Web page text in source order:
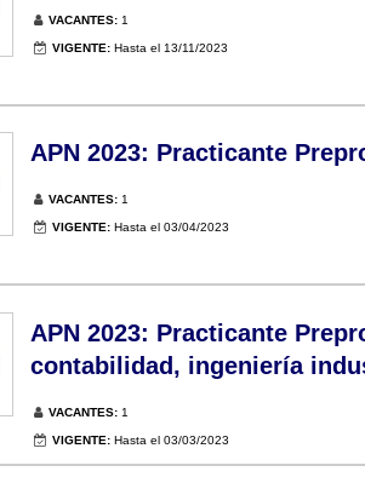
VACANTES: 1
VIGENTE: Hasta el 13/11/2023
APN 2023: Practicante
VACANTES: 1
VIGENTE: Hasta el 03/04/2023
APN 2023: Practicante
contabilidad, ingeniería
VACANTES: 1
VIGENTE: Hasta el 03/03/2023